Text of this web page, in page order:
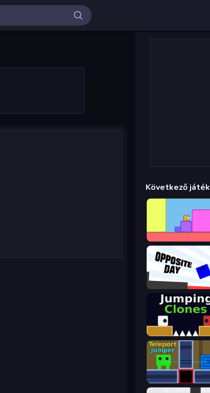
Következő játék
Opposite Day
Jumping Clones
Teleport Jumper